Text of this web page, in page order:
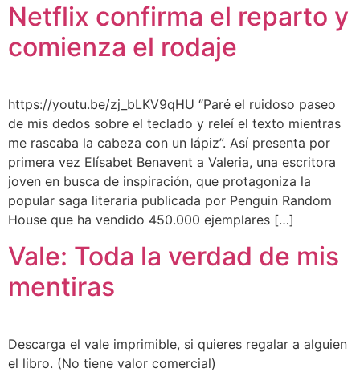
Netflix confirma el reparto y
comienza el rodaje
https://youtu.be/zj_bLKV9qHU “Paré el ruidoso paseo
de mis dedos sobre el teclado y releí el texto mientras
me rascaba la cabeza con un lápiz”. Así presenta por
primera vez Elísabet Benavent a ​Valeria,​ una escritora
joven en busca de inspiración, que protagoniza la
popular saga literaria publicada por Penguin Random
House que ha vendido 450.000 ejemplares […]
Vale: Toda la verdad de mis
mentiras
Descarga el vale imprimible, si quieres regalar a alguien
el libro. (No tiene valor comercial)